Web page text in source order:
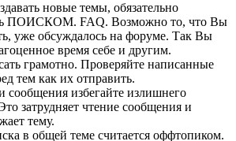
новые темы, обязательно
ПОИСКОМ. FAQ. Возможно то, что Вы
уже обсуждалось на форуме. Так Вы
время себе и другим.
грамотно. Проверяйте написанные
тем как их отправить.
сообщения избегайте излишнего
затрудняет чтение сообщения и
тему.
в общей теме считается оффтопиком.